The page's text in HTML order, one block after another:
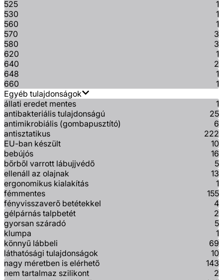
525
1
530
1
560
1
570
3
580
3
620
1
640
2
648
1
660
1
Egyéb tulajdonságok
állati eredet mentes
1
antibakteriális tulajdonságú
25
antimikrobiális (gombapusztító)
6
antisztatikus
222
EU-ban készült
10
bebújós
16
bőrből varrott lábujjvédő
5
ellenáll az olajnak
13
ergonomikus kialakítás
1
fémmentes
155
fényvisszaverő betétekkel
4
gélpárnás talpbetét
2
gyorsan száradó
5
klumpa
1
könnyű lábbeli
69
láthatósági tulajdonságok
10
nagy méretben is elérhető
143
nem tartalmaz szilikont
2